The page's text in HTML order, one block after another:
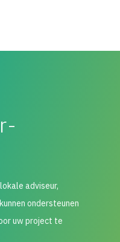
adviseur,
ondersteunen
uw project te